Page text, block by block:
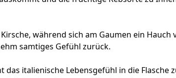
während sich am Gaumen ein
samtiges Gefühl zurück.
italienische Lebensgefühl in die